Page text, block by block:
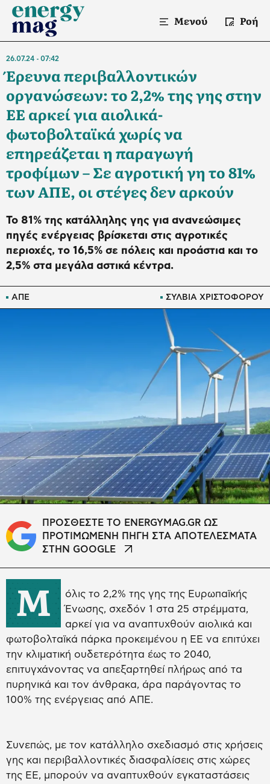
Μενού Ροή
ΑΠΕ ΣΥΛΒΙΑ ΧΡΙΣΤΟΦΟΡΟΥ
26.07.24 07:42
Έρευνα περιβαλλοντικών
οργανώσεων: το 2,2% της γης στην
ΕΕ αρκεί για αιολικά-
φωτοβολταϊκά χωρίς να
επηρεάζεται η παραγωγή
τροφίμων – Σε αγροτική γη το 81%
των ΑΠΕ, οι στέγες δεν αρκούν
Το 81% της κατάλληλης γης για ανανεώσιμες
πηγές ενέργειας βρίσκεται στις αγροτικές
περιοχές, το 16,5% σε πόλεις και προάστια και το
2,5% στα μεγάλα αστικά κέντρα.
ΠΡΟΣΘΕΣΤΕ ΤΟ ENERGYMAG.GR ΩΣ
ΠΡΟΤΙΜΩΜΕΝΗ ΠΗΓΗ ΣΤΑ ΑΠΟΤΕΛΕΣΜΑΤΑ
ΣΤΗΝ GOOGLE
Μ
όλις το 2,2% της γης της Ευρωπαϊκής
Ένωσης, σχεδόν 1 στα 25 στρέμματα,
αρκεί για να αναπτυχθούν αιολικά και
φωτοβολταϊκά πάρκα προκειμένου η ΕΕ να επιτύχει
την κλιματική ουδετερότητα έως το 2040,
επιτυγχάνοντας να απεξαρτηθεί πλήρως από τα
πυρηνικά και τον άνθρακα, άρα παράγοντας το
100% της ενέργειας από ΑΠΕ.
Συνεπώς, με τον κατάλληλο σχεδιασμό στις χρήσεις
γης και περιβαλλοντικές διασφαλίσεις στις χώρες
της ΕΕ, μπορούν να αναπτυχθούν εγκαταστάσεις